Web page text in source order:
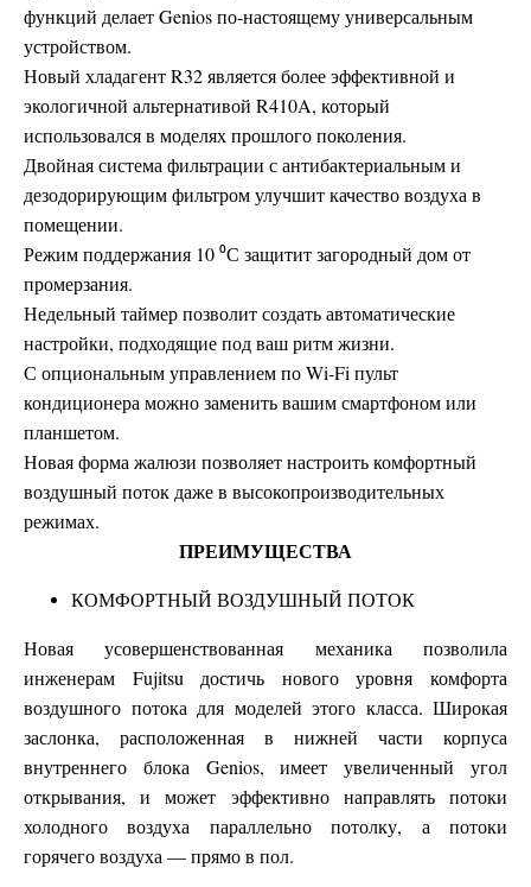
функций делает Genios по-настоящему универсальным
устройством.
Новый хладагент R32 является более эффективной и
экологичной альтернативой R410A, который
использовался в моделях прошлого поколения.
Двойная система фильтрации с антибактериальным и
дезодорирующим фильтром улучшит качество воздуха в
помещении.
Режим поддержания 10 ⁰С защитит загородный дом от
промерзания.
Недельный таймер позволит создать автоматические
настройки, подходящие под ваш ритм жизни.
С опциональным управлением по Wi-Fi пульт
кондиционера можно заменить вашим смартфоном или
планшетом.
Новая форма жалюзи позволяет настроить комфортный
воздушный поток даже в высокопроизводительных
режимах.
ПРЕИМУЩЕСТВА
КОМФОРТНЫЙ ВОЗДУШНЫЙ ПОТОК
Новая усовершенствованная механика позволила
инженерам Fujitsu достичь нового уровня комфорта
воздушного потока для моделей этого класса. Широкая
заслонка, расположенная в нижней части корпуса
внутреннего блока Genios, имеет увеличенный угол
открывания, и может эффективно направлять потоки
холодного воздуха параллельно потолку, а потоки
горячего воздуха — прямо в пол.